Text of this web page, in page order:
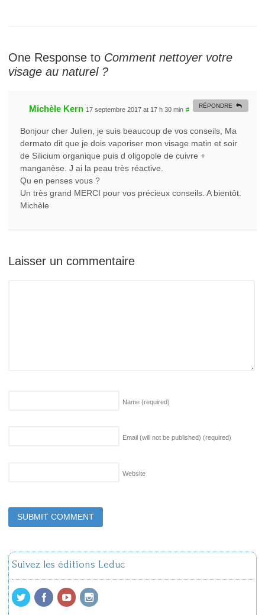
One Response to Comment nettoyer votre
visage au naturel ?
Michèle Kern 17 septembre 2017 at 17 h 30 min #
Bonjour cher Julien, je suis beaucoup de vos conseils, Ma
dermato dit que je dois vaporiser mon visage matin et soir
de Silicium organique puis d oligopole de cuivre +
manganèse. J ai la peau très réactive.
Qu en penses vous ?
Un très grand MERCI pour vos précieux conseils. A bientôt.
Michèle
RÉPONDRE
Laisser un commentaire
Name (required)
Email (will not be published) (required)
Website
Suivez les éditions Leduc